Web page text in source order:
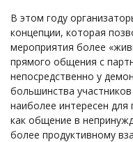
В этом году
концепции, которая
мероприятия более
прямого общения с
непосредственно у
большинства
наиболее интересен для
как общение в
более продуктивному